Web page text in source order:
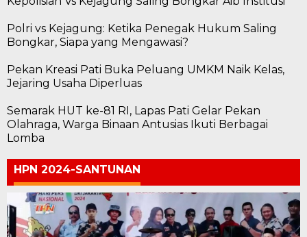
Polri vs Kejagung: Ketika Penegak Hukum Saling
Bongkar, Siapa yang Mengawasi?
Pekan Kreasi Pati Buka Peluang UMKM Naik Kelas,
Jejaring Usaha Diperluas
Semarak HUT ke-81 RI, Lapas Pati Gelar Pekan
Olahraga, Warga Binaan Antusias Ikuti Berbagai
Lomba
HPN 2024-SANTUNAN